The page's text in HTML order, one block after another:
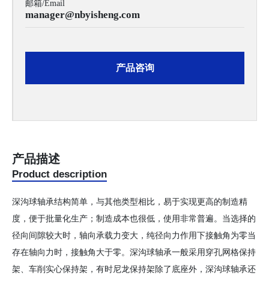
邮箱/Email
manager@nbyisheng.com
产品咨询
产品描述
Product description
深沟球轴承结构简单，与其他类型相比，易于实现更高的制造精
度，便于批量化生产；制造成本也很低，使用非常普遍。当选择的
径向间隙较大时，轴向承载力变大，纯径向力作用下接触角为零当
存在轴向力时，接触角大于零。深沟球轴承一般采用穿孔网格保持
架、车削实心保持架，有时尼龙保持架除了底座外，深沟球轴承还